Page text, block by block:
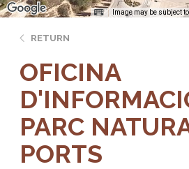
Image may be subject
RETURN
OFICINA
PARC
PORTS